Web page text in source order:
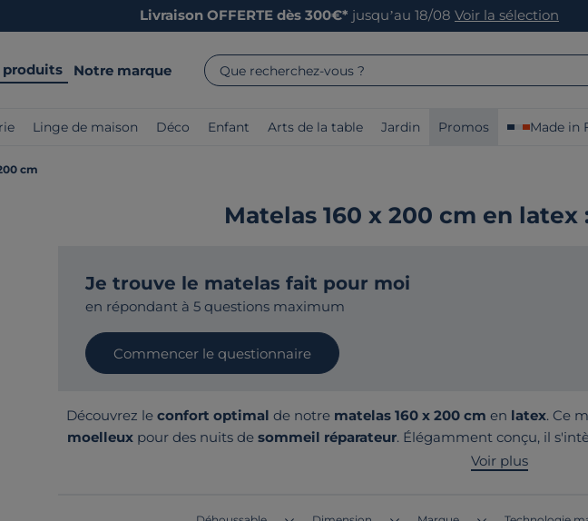
Livraison OFFERTE dès 300€* jusqu’au 18/08 Voir la sélection
produits Notre marque Que recherchez-vous ?
Linge de maison Déco Enfant Arts de la table Jardin Promos Made in
cm
Matelas 160 x 200 cm en
Je trouve le matelas fait pour moi
en répondant à 5 questions maximum
Commencer le questionnaire
Découvrez le confort optimal de notre matelas 160 x 200 cm en latex. Ce
moelleux pour des nuits de sommeil réparateur. Élégamment conçu, il
qualité supérieure
Voir plus